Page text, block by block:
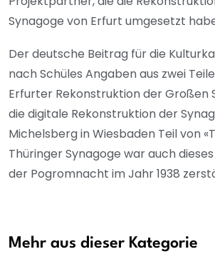
Synagoge von Erfurt umgesetzt
Der deutsche Beitrag für die
nach Schüles Angaben aus zwei
Erfurter Rekonstruktion der Großen
die digitale Rekonstruktion der
Michelsberg in Wiesbaden Teil von
Thüringer Synagoge war auch
der Pogromnacht im Jahr 1938
Mehr aus dieser Kategorie